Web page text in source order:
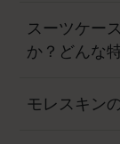
スーツケー
か？どんな
モレスキン